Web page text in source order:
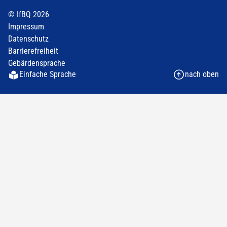
© IfBQ 2026
Impressum
Datenschutz
Barrierefreiheit
Gebärdensprache
Einfache Sprache
nach oben